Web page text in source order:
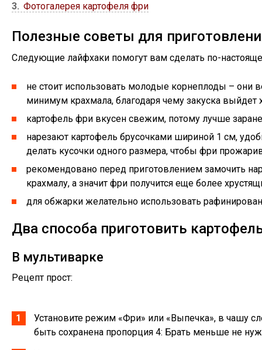
3
Фотогалерея картофеля фри
Полезные советы для
Следующие лайфхаки помогут вам сделать по-
не стоит использовать молодые корнеплоды – они
минимум крахмала, благодаря чему закуска выйдет
картофель фри вкусен свежим, потому лучше
нарезают картофель брусочками шириной 1 см,
делать кусочки одного размера, чтобы фри
рекомендовано перед приготовлением замочить
крахмалу, а значит фри получится еще более
для обжарки желательно использовать
Два способа приготовить
В мультиварке
Рецепт прост:
Установите режим «Фри» или «Выпечка», в чашу
быть сохранена пропорция 4: Брать меньше не